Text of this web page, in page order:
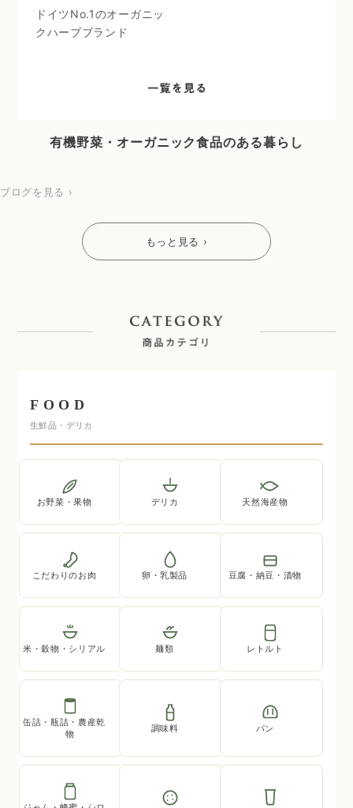
ドイツNo.1のオーガニッ
クハーブブランド
有機野菜・オーガニック食品のある暮らし
ブログを見る ›
もっと見る ›
FOOD
生鮮品・デリカ
お野菜・果物 デリカ 天然海産物
こだわりのお肉 卵・乳製品 豆腐・納豆・漬物
米・穀物・シリアル 麺類 レトルト
缶詰・瓶詰・農産乾
物
調味料 パン